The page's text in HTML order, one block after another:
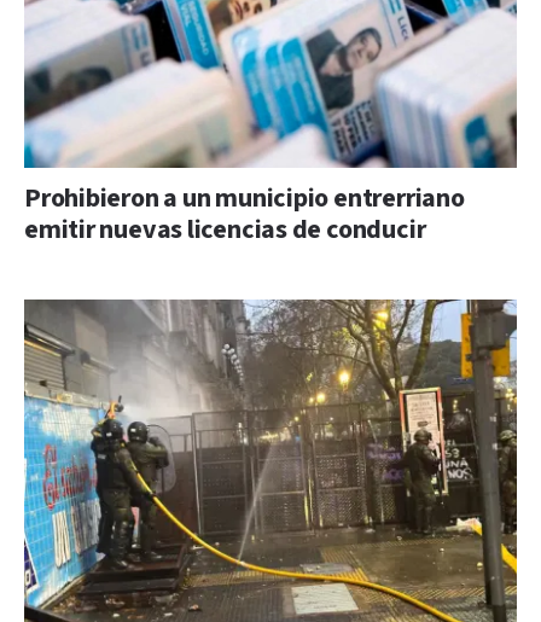
Prohibieron a un municipio entrerriano
emitir nuevas licencias de conducir